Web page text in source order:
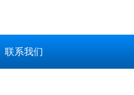
联系我们